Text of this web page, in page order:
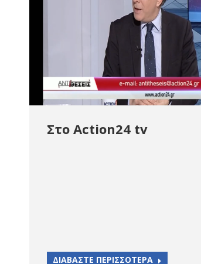
Στο Action24 tv
ΔΙΑΒΑΣΤΕ ΠΕΡΙΣΣΟΤΕΡΑ